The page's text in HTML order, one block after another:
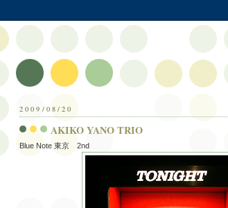
2009/08/20
AKIKO YANO TRIO
Blue Note 東京 2nd